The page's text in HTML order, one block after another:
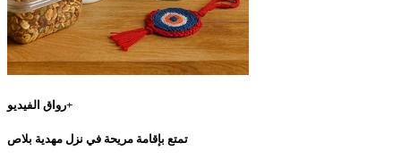
رواق الفيديو+
تمتع بإقامة مريحة في نزل مهدية بلاص